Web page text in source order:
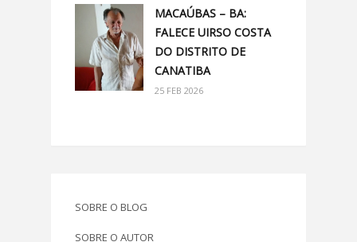
MACAÚBAS – BA:
FALECE UIRSO COSTA
DO DISTRITO DE
CANATIBA
25 FEB 2026
SOBRE O BLOG
SOBRE O AUTOR